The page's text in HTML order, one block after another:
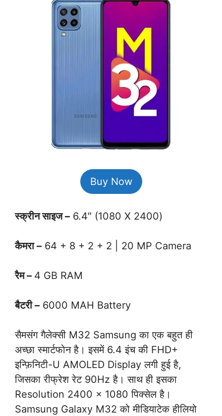
Buy Now
स्क्रीन साइज – 6.4″ (1080 X 2400)
कैमरा – 64 + 8 + 2 + 2 | 20 MP Camera
रैम – 4 GB RAM
बैटरी – 6000 MAH Battery
सैमसंग गैलेक्सी M32 Samsung का एक बहुत ही
अच्छा स्मार्टफोन है। इसमें 6.4 इंच की FHD+
इन्फ़िनिटी-U AMOLED Display लगी हुई है,
जिसका रीफ्रेश रेट 90Hz है। साथ ही इसका
Resolution 2400 x 1080 पिक्सेल है।
Samsung Galaxy M32 को मीडियाटेक हीलियो